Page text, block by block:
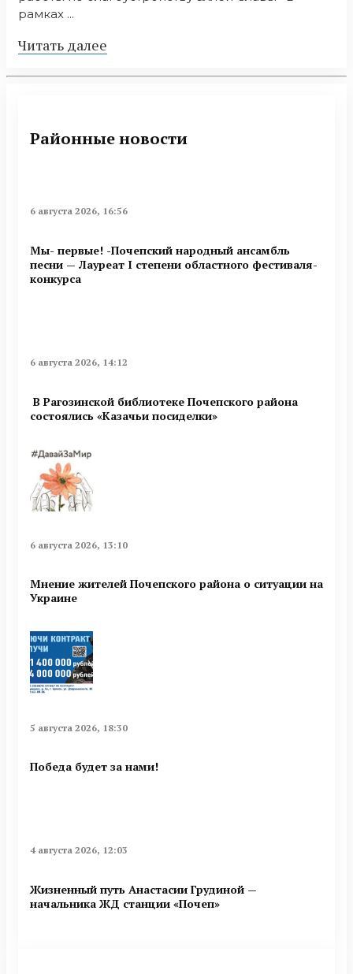
рамках ...
Читать далее
Районные новости
6 августа 2026, 16:56
Мы- первые! -Почепский народный ансамбль
песни — Лауреат I степени областного фестиваля-
конкурса
6 августа 2026, 14:12
В Рагозинской библиотеке Почепского района
состоялись «Казачьи посиделки»
6 августа 2026, 13:10
Мнение жителей Почепского района о ситуации на
Украине
5 августа 2026, 18:30
Победа будет за нами!
4 августа 2026, 12:03
Жизненный путь Анастасии Грудиной —
начальника ЖД станции «Почеп»